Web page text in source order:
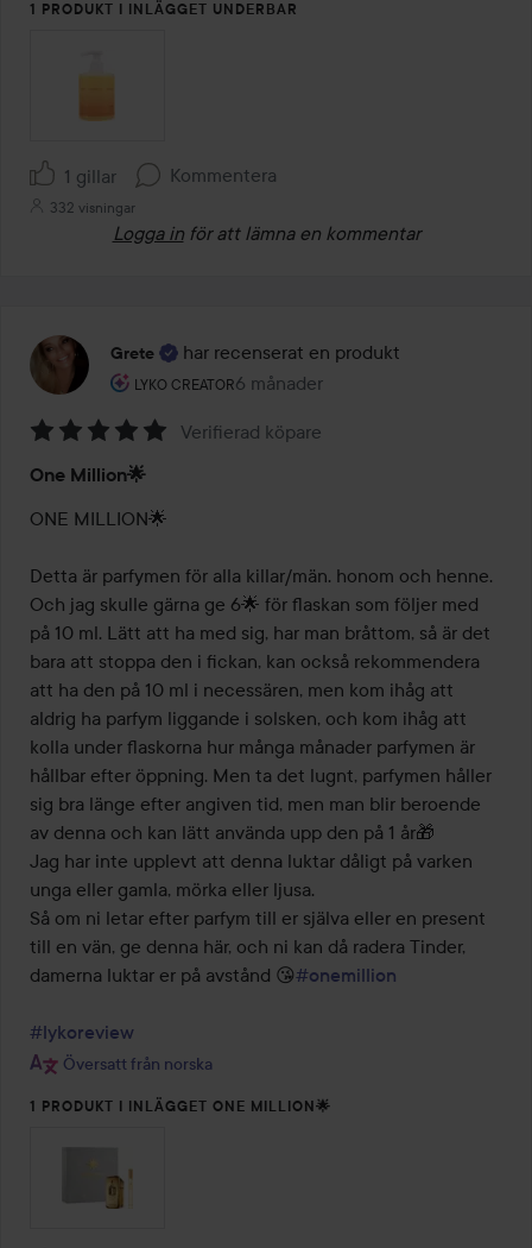
1 PRODUKT I INLÄGGET UNDERBAR
1 gillar Kommentera
332 visningar
Logga in för att lämna en kommentar
Grete har recenserat en produkt
LYKO CREATOR
Användarens roll: Lyko Creator.
6 månader
Inlägget skapades 6 månader
5
av
Verifierad köpare
One Million🌟
ONE MILLION🌟
Detta är parfymen för alla killar/män. honom och henne.
Och jag skulle gärna ge 6🌟 för flaskan som följer med
på 10 ml. Lätt att ha med sig, har man bråttom, så är det
bara att stoppa den i fickan, kan också rekommendera
att ha den på 10 ml i necessären, men kom ihåg att
aldrig ha parfym liggande i solsken, och kom ihåg att
kolla under flaskorna hur många månader parfymen är
hållbar efter öppning. Men ta det lugnt, parfymen håller
sig bra länge efter angiven tid, men man blir beroende
av denna och kan lätt använda upp den på 1 år🎁
Jag har inte upplevt att denna luktar dåligt på varken
unga eller gamla, mörka eller ljusa.
Så om ni letar efter parfym till er själva eller en present
till en vän, ge denna här, och ni kan då radera Tinder,
damerna luktar er på avstånd 😘#onemillion
#lykoreview
Översatt från norska
1 PRODUKT I INLÄGGET ONE MILLION🌟